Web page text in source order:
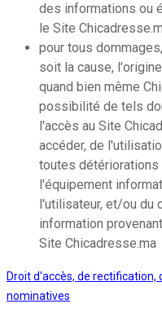
des informations ou
le Site
pour tous
soit la cause,
quand bien même
possibilité de tels
l'accès au Site
accéder, de
toutes détériorations
l'équipement
l'utilisateur, et/ou du
information
Site Chicadresse.ma
Droit d'accès, de rectification,
nominatives